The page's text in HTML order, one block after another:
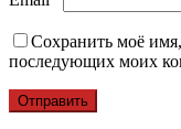
Сохранить моё имя,
последующих моих